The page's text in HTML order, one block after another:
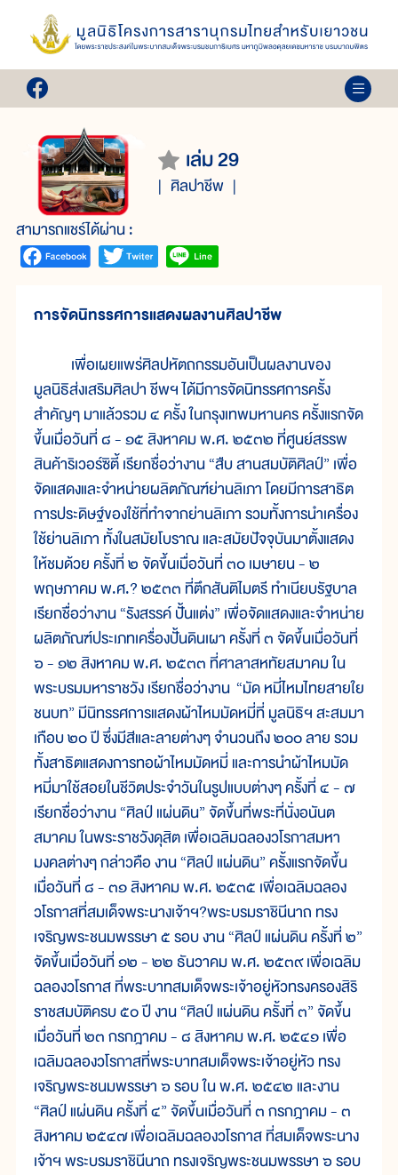
เล่ม 29
ศิลปาชีพ
สามารถแชร์ได้ผ่าน :
การจัดนิทรรศการแสดงผลงานศิลปาชีพ
เพื่อเผยแพร่ศิลปหัตถกรรมอันเป็นผลงานของ
มูลนิธิส่งเสริมศิลปา ชีพฯ ได้มีการจัดนิทรรศการครั้ง
สำคัญๆ มาแล้วรวม ๔ ครั้ง ในกรุงเทพมหานคร ครั้งแรกจัด
ขึ้นเมื่อวันที่ ๘ - ๑๕ สิงหาคม พ.ศ. ๒๕๓๒ ที่ศูนย์สรรพ
สินค้าริเวอร์ซิตี้ เรียกชื่อว่างาน “สืบ สานสมบัติศิลป์” เพื่อ
จัดแสดงและจำหน่ายผลิตภัณฑ์ย่านลิเภา โดยมีการสาธิต
การประดิษฐ์ของใช้ที่ทำจากย่านลิเภา รวมทั้งการนำเครื่อง
ใช้ย่านลิเภา ทั้งในสมัยโบราณ และสมัยปัจจุบันมาตั้งแสดง
ให้ชมด้วย ครั้งที่ ๒ จัดขึ้นเมื่อวันที่ ๓๐ เมษายน - ๒
พฤษภาคม พ.ศ.? ๒๕๓๓ ที่ตึกสันติไมตรี ทำเนียบรัฐบาล
เรียกชื่อว่างาน “รังสรรค์ ปั้นแต่ง” เพื่อจัดแสดงและจำหน่าย
ผลิตภัณฑ์ประเภทเครื่องปั้นดินเผา ครั้งที่ ๓ จัดขึ้นเมื่อวันที่
๖ - ๑๒ สิงหาคม พ.ศ. ๒๕๓๓ ที่ศาลาสหทัยสมาคม ใน
พระบรมมหาราชวัง เรียกชื่อว่างาน “มัด หมี่ไหมไทยสายใย
ชนบท” มีนิทรรศการแสดงผ้าไหมมัดหมี่ที่ มูลนิธิฯ สะสมมา
เกือบ ๒๐ ปี ซึ่งมีสีและลายต่างๆ จำนวนถึง ๒๐๐ ลาย รวม
ทั้งสาธิตแสดงการทอผ้าไหมมัดหมี่ และการนำผ้าไหมมัด
หมี่มาใช้สอยในชีวิตประจำวันในรูปแบบต่างๆ ครั้งที่ ๔ - ๗
เรียกชื่อว่างาน “ศิลป์ แผ่นดิน” จัดขึ้นที่พระที่นั่งอนันต
สมาคม ในพระราชวังดุสิต เพื่อเฉลิมฉลองวโรกาสมหา
มงคลต่างๆ กล่าวคือ งาน “ศิลป์ แผ่นดิน” ครั้งแรกจัดขึ้น
เมื่อวันที่ ๘ - ๓๑ สิงหาคม พ.ศ. ๒๕๓๕ เพื่อเฉลิมฉลอง
วโรกาสที่สมเด็จพระนางเจ้าฯ?พระบรมราชินีนาถ ทรง
เจริญพระชนมพรรษา ๕ รอบ งาน “ศิลป์ แผ่นดิน ครั้งที่ ๒”
จัดขึ้นเมื่อวันที่ ๑๒ - ๒๒ ธันวาคม พ.ศ. ๒๕๓๙ เพื่อเฉลิม
ฉลองวโรกาส ที่พระบาทสมเด็จพระเจ้าอยู่หัวทรงครองสิริ
ราชสมบัติครบ ๕๐ ปี งาน “ศิลป์ แผ่นดิน ครั้งที่ ๓” จัดขึ้น
เมื่อวันที่ ๒๓ กรกฎาคม - ๘ สิงหาคม พ.ศ. ๒๕๔๑ เพื่อ
เฉลิมฉลองวโรกาสที่พระบาทสมเด็จพระเจ้าอยู่หัว ทรง
เจริญพระชนมพรรษา ๖ รอบ ใน พ.ศ. ๒๕๔๒ และงาน
“ศิลป์ แผ่นดิน ครั้งที่ ๔” จัดขึ้นเมื่อวันที่ ๓ กรกฎาคม - ๓
สิงหาคม ๒๕๔๗ เพื่อเฉลิมฉลองวโรกาส ที่สมเด็จพระนาง
เจ้าฯ พระบรมราชินีนาถ ทรงเจริญพระชนมพรรษา ๖ รอบ